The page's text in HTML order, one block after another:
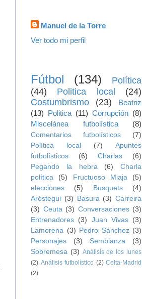
Manuel de la Torre
Ver todo mi perfil
Fútbol (134)
Política
(44)
Politica local
(24)
Costumbrismo
(23)
Beatriz
(13) Politica (11) Corrupción (8)
Miscelánea futbolística
(8)
Comentarios futbolísticos
(7)
Política local
(7)
Apuntes
futbolísticos
(6) Charlas
(6)
Pegando la hebra
(6)
Charla
política
(5) Fructuoso Miaja
(5)
elecciones
(5) Busquets
(4)
Aróstegui (3) Basura (3) Carreira
(3) Ceuta (3) Conversaciones (3)
Entrenadores (3) Juan Vivas
(3)
Lamorena (3) Pedro Sánchez (3)
Personajes
(3) Semblanza
(3)
Sobremesa (3) Análisis de los lunes
(2) Análisis futbolístico (2) Celta-Madrid
(2)